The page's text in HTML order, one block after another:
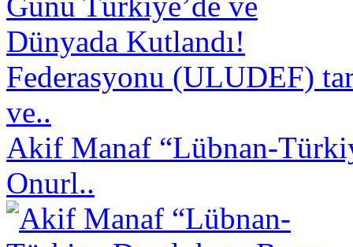
Federasyonu (ULUDEF)
ve..
Akif Manaf “Lübnan-
Onurl..